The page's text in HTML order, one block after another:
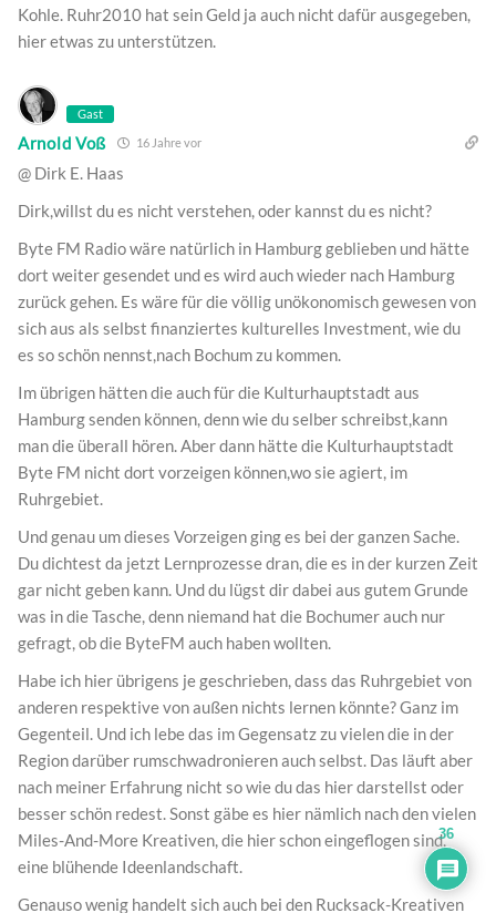
Kohle. Ruhr2010 hat sein Geld ja auch nicht dafür ausgegeben,
hier etwas zu unterstützen.
Gast
Arnold Voß 16 Jahre vor
@ Dirk E. Haas
Dirk,willst du es nicht verstehen, oder kannst du es nicht?
Byte FM Radio wäre natürlich in Hamburg geblieben und hätte
dort weiter gesendet und es wird auch wieder nach Hamburg
zurück gehen. Es wäre für die völlig unökonomisch gewesen von
sich aus als selbst finanziertes kulturelles Investment, wie du
es so schön nennst,nach Bochum zu kommen.
Im übrigen hätten die auch für die Kulturhauptstadt aus
Hamburg senden können, denn wie du selber schreibst,kann
man die überall hören. Aber dann hätte die Kulturhauptstadt
Byte FM nicht dort vorzeigen können,wo sie agiert, im
Ruhrgebiet.
Und genau um dieses Vorzeigen ging es bei der ganzen Sache.
Du dichtest da jetzt Lernprozesse dran, die es in der kurzen Zeit
gar nicht geben kann. Und du lügst dir dabei aus gutem Grunde
was in die Tasche, denn niemand hat die Bochumer auch nur
gefragt, ob die ByteFM auch haben wollten.
Habe ich hier übrigens je geschrieben, dass das Ruhrgebiet von
anderen respektive von außen nichts lernen könnte? Ganz im
Gegenteil. Und ich lebe das im Gegensatz zu vielen die in der
Region darüber rumschwadronieren auch selbst. Das läuft aber
nach meiner Erfahrung nicht so wie du das hier darstellst oder
besser schön redest. Sonst gäbe es hier nämlich nach den vielen
Miles-And-More Kreativen, die hier schon eingeflogen sind,
eine blühende Ideenlandschaft.
Genauso wenig handelt sich auch bei den Rucksack-Kreativen
36